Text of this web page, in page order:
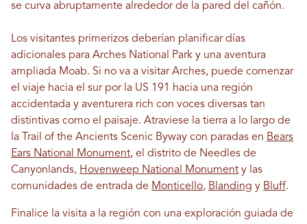
se curva abruptamente alrededor de la pared del cañón.
Los visitantes primerizos deberían planificar días
adicionales para Arches National Park y una aventura
ampliada Moab. Si no va a visitar Arches, puede comenzar
el viaje hacia el sur por la US 191 hacia una región
accidentada y aventurera rich con voces diversas tan
distintivas como el paisaje. Atraviese la tierra a lo largo de
la Trail of the Ancients Scenic Byway con paradas en Bears
Ears National Monument, el distrito de Needles de
Canyonlands, Hovenweep National Monument y las
comunidades de entrada de Monticello, Blanding y Bluff.
Finalice la visita a la región con una exploración guiada de